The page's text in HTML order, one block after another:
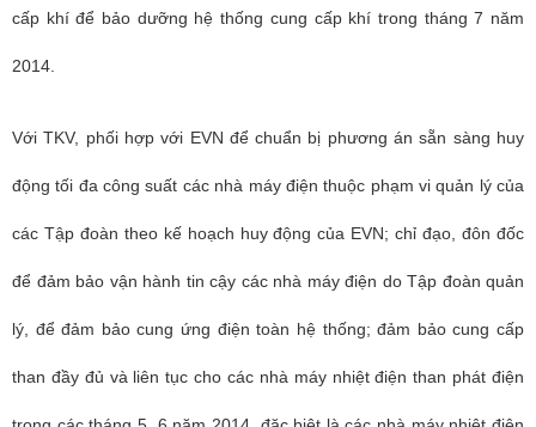
cấp khí để bảo dưỡng hệ thống cung cấp khí trong tháng 7 năm
2014.
Với TKV, phối hợp với EVN để chuẩn bị phương án sẵn sàng huy
động tối đa công suất các nhà máy điện thuộc phạm vi quản lý của
các Tập đoàn theo kế hoạch huy động của EVN; chỉ đạo, đôn đốc
để đảm bảo vận hành tin cậy các nhà máy điện do Tập đoàn quản
lý, để đảm bảo cung ứng điện toàn hệ thống; đảm bảo cung cấp
than đầy đủ và liên tục cho các nhà máy nhiệt điện than phát điện